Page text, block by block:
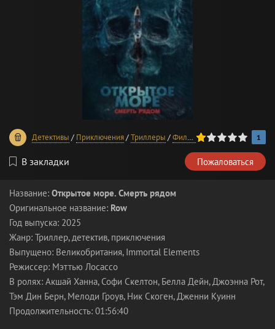
Детективы / Приключения/Триллеры /Фильмы 2025 года
20 1 2 3 4 5 1
В закладки Пожаловаться
Название: Открытое море. Смерть рядом
Оригинальное название: Row
Год выпуска: 2025
Жанр: Триллер, детектив, приключения
Выпущено: Великобритания, Immortal Elements
Режиссер: Мэттью Лосассо
В ролях: Акшай Ханна, Софи Скелтон, Белла Дейн, Джоэнна Рот,
Тэм Дин Берн, Мелоди Гроув, Ник Скоген, Дженни Куинн
Продолжительность: 01:56:40